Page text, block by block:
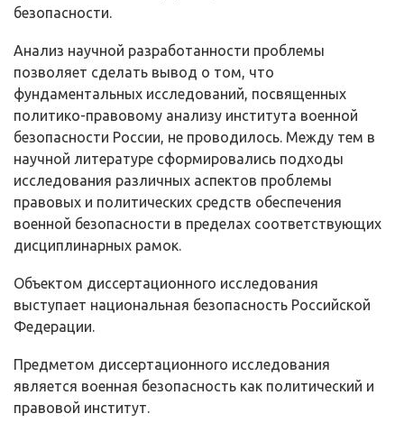
безопасности.
Анализ научной разработанности проблемы
позволяет сделать вывод о том, что
фундаментальных исследований, посвященных
политико-правовому анализу института военной
безопасности России, не проводилось. Между тем в
научной литературе сформировались подходы
исследования различных ас­пектов проблемы
правовых и политических средств обеспечения
военной безопасности в пределах соответствующих
дисциплинарных рамок.
Объектом диссертационного исследования
выступает национальная безопасность Российской
Федерации.
Предметом диссертационного исследования
является военная безо­пасность как политический и
правовой институт.